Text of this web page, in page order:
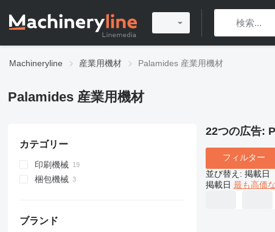
Machineryline 産業用機材 Palamides 産業用機材
Palamides 産業用機材
カテゴリー
印刷機械
印刷後処理機械
梱包機械
結束機
ブランド
22つの広告:
フィルター
並び替え : 掲載日
掲載日 最も高価